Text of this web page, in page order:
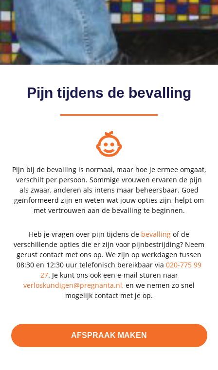
Pijn tijdens de bevalling
Pijn bij de bevalling is normaal, maar hoe je ermee omgaat,
verschilt per persoon. Sommige vrouwen ervaren de pijn
als zwaar, anderen als intens maar beheersbaar. Goed
geïnformeerd zijn en weten wat jouw opties zijn, helpt om
met vertrouwen aan de bevalling te beginnen.
Heb je vragen over pijn tijdens de bevalling of de
verschillende opties die er zijn voor pijnbestrijding? Neem
gerust contact met ons op. We zijn op werkdagen tussen
08:30 en 12:30 uur telefonisch bereikbaar via 020-775 99
27. Je kunt ons ook een e-mail sturen naar
verloskundigen@pregnanta.nl, en we nemen zo snel
mogelijk contact met je op.
AFSPRAAK MAKEN